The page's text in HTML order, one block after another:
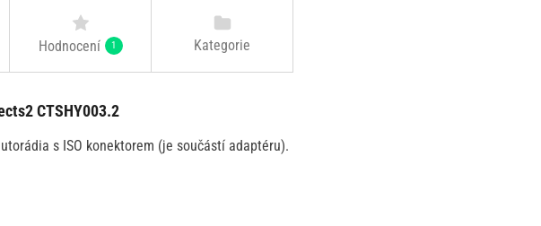
Hodnocení 1 Kategorie
CTSHY003.2
s ISO konektorem (je součástí adaptéru).